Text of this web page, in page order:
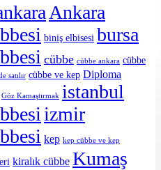
Ankara
biniş elbisesi bursa
cübbe cübbe ankara cübbe
satılır cübbe ve kep Diploma
Göz Kamaştırmak istanbul
izmir
kep kep cübbe ve kep
kiralık cübbe Kumaş